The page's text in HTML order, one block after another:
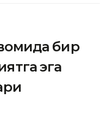
бир
эга